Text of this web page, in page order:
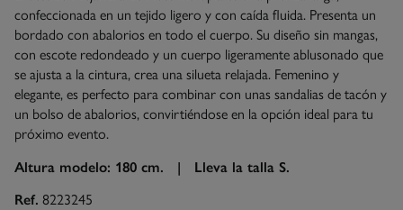
confeccionada en un tejido ligero y con caída fluida. Presenta un
bordado con abalorios en todo el cuerpo. Su diseño sin mangas,
con escote redondeado y un cuerpo ligeramente ablusonado que
se ajusta a la cintura, crea una silueta relajada. Femenino y
elegante, es perfecto para combinar con unas sandalias de tacón y
un bolso de abalorios, convirtiéndose en la opción ideal para tu
próximo evento.
Altura modelo: 180 cm. | Lleva la talla S.
Ref. 8223245